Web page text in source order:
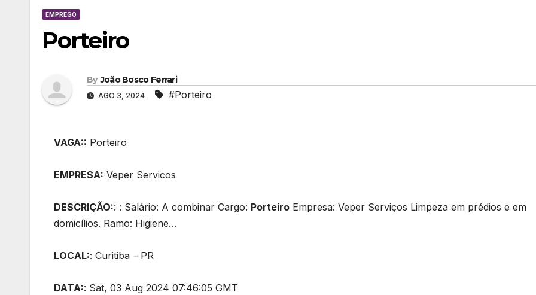
EMPREGO
Porteiro
By João Bosco Ferrari
AGO 3, 2024 #Porteiro
VAGA:: Porteiro
EMPRESA: Veper Servicos
DESCRIÇÃO:: : Salário: A combinar Cargo: Porteiro Empresa: Veper Serviços Limpeza em prédios e em
domicílios. Ramo: Higiene…
LOCAL:: Curitiba – PR
DATA:: Sat, 03 Aug 2024 07:46:05 GMT